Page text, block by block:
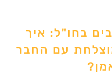
בחו"ל: איך
עם החבר